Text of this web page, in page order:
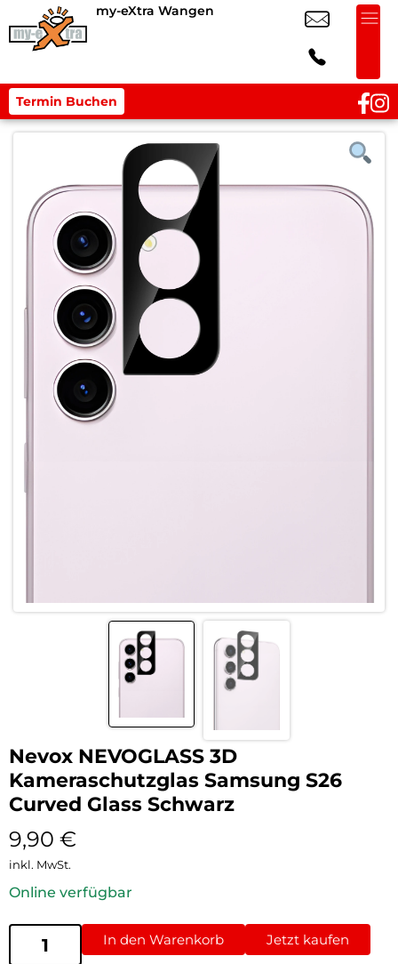
my-eXtra Wangen
Termin Buchen
Nevox NEVOGLASS 3D
Kameraschutzglas Samsung S26
Curved Glass Schwarz
9,90 €
inkl. MwSt.
Online verfügbar
In den Warenkorb Jetzt kaufen